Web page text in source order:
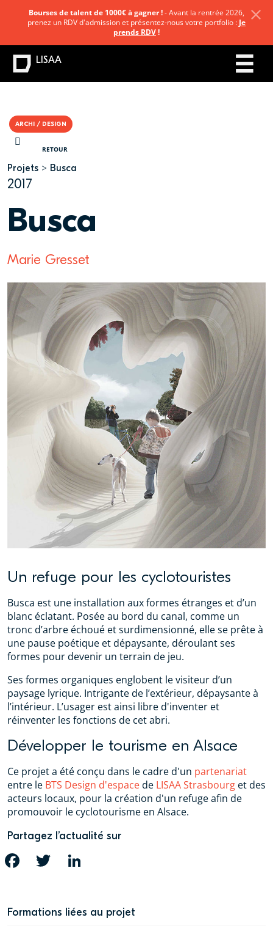
ARCHI / DESIGN
RETOUR
Projets Busca
2017
Busca
Marie Gresset
Un refuge pour les cyclotouristes
Busca est une installation aux formes étranges et d’un
blanc éclatant. Posée au bord du canal, comme un
tronc d’arbre échoué et surdimensionné, elle se prête à
une pause poétique et dépaysante, déroulant ses
formes pour devenir un terrain de jeu.
Ses formes organiques englobent le visiteur d’un
paysage lyrique. Intrigante de l’extérieur, dépaysante à
l’intérieur. L’usager est ainsi libre d'inventer et
réinventer les fonctions de cet abri.
Développer le tourisme en Alsace
Ce projet a été conçu dans le cadre d'un partenariat
entre le BTS Design d'espacede LISAA Strasbourg et des
acteurs locaux, pour la création d'un refuge afin de
promouvoir le cyclotourisme en Alsace.
Partagez l’actualité sur
FACEBOOK TWITTER
Formations liées au projet
Bourses de talent de 1000€ à gagner !- Avant la rentrée 2026,
prenez un RDV d'admission et présentez-nous votre portfolio : Je
prends RDV!
LISAA